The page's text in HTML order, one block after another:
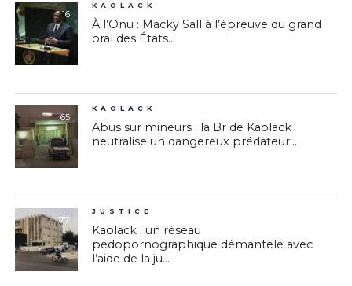
16
KAOLACK
À l’Onu : Macky Sall à l’épreuve du grand
oral des États...
65
KAOLACK
Abus sur mineurs : la Br de Kaolack
neutralise un dangereux prédateur...
77
JUSTICE
Kaolack : un réseau
pédopornographique démantelé avec
l’aide de la ju...